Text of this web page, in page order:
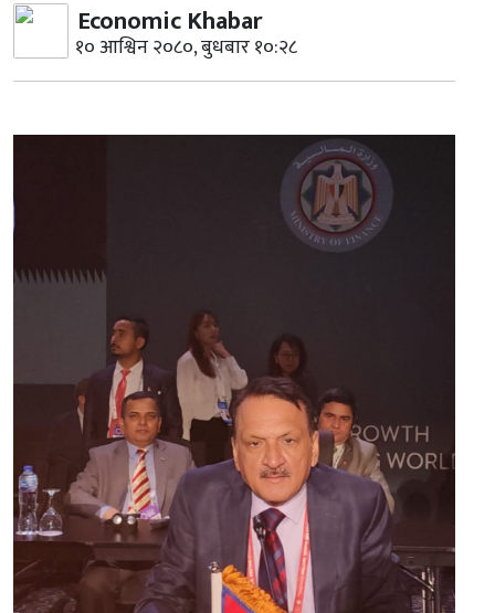
Economic Khabar
१० आश्विन २०८०, बुधबार १०:२८